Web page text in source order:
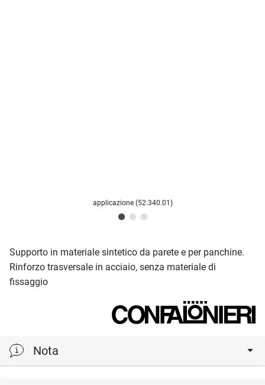
applicazione (52.340.01)
Supporto in materiale sintetico da parete e per panchine.
Rinforzo trasversale in acciaio, senza materiale di
fissaggio
Nota